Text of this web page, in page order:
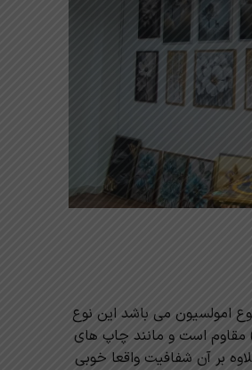
امولسیون می باشد این نوع
مقاوم است و مانند چاپ های
بر آن شفافیت واقعا خوبی